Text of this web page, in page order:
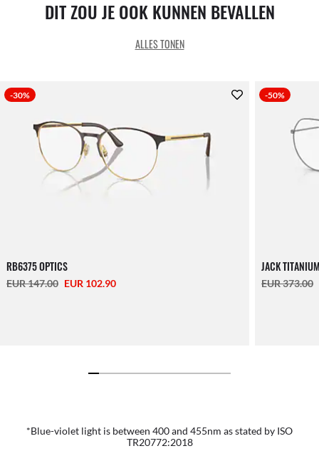
DIT ZOU JE OOK KUNNEN BEVALLEN
ALLES TONEN
-30%
RB6375 OPTICS
EUR 147.00 EUR 102.90
-50%
JACK
EUR 373.00
*Blue-violet light is between 400 and 455nm as stated by ISO
TR20772:2018